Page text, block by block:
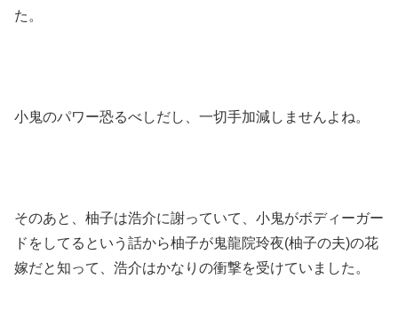
た。
小鬼のパワー恐るべしだし、一切手加減しませんよね。
そのあと、柚子は浩介に謝っていて、小鬼がボディーガー
ドをしてるという話から柚子が鬼龍院玲夜(柚子の夫)の花
嫁だと知って、浩介はかなりの衝撃を受けていました。